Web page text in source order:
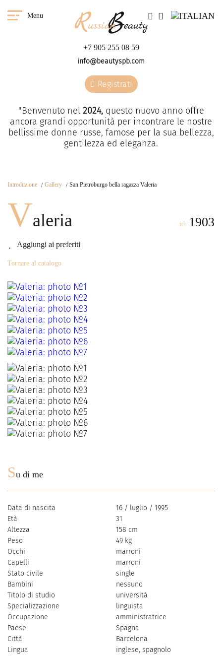
Menu
+7 905 255 08 59
info@beautyspb.com
Registrati
"Benvenuto nel 2024, questo nuovo anno offre
ancora grandi opportunità per incontrare le nostre
bellissime donne russe, famose per la sua bellezza,
gentilezza ed eleganza.
Introduzione Gallery San Pietroburgo bella ragazza Valeria
Valeria
Aggiungi ai preferiti
id: 1903
Tornare al catalogo
Su di me
Data di nascita
16 / luglio / 1995
Età
31
Altezza
158 cm
Peso
49 kg
Occhi
marroni
Capelli
marroni
Stato civile
single
Bambini
nessuno
Titolo di studio
università
Specializzazione
linguista
Occupazione
amministratrice
Paese
Spagna
Città
Barcelona
Lingua
inglese, spagnolo